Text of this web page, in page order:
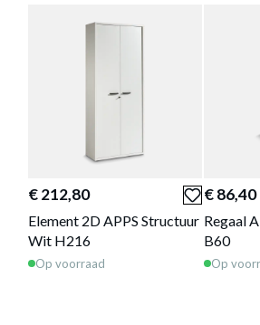
€ 212,80
Element 2D APPS Structuur
Wit H216
Op voorraad
€ 86,40
Regaal
B60
Op
BUREAU APPS
€ 153,60
Prijs per stuk, incl. btw en excl. verzendkosten
GA NAAR WINKELMANDJE of